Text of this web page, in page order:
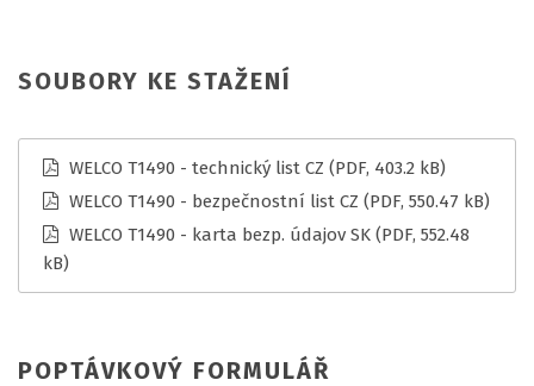
SOUBORY KE STAŽENÍ
WELCO T1490 - technický list CZ (PDF, 403.2 kB)
WELCO T1490 - bezpečnostní list CZ (PDF, 550.47 kB)
WELCO T1490 - karta bezp. údajov SK (PDF, 552.48
kB)
POPTÁVKOVÝ FORMULÁŘ